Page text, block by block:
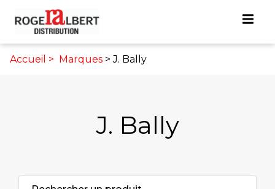
Accueil > Marques > J. Bally
J. Bally